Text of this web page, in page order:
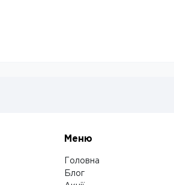
Меню
Головна
Блог